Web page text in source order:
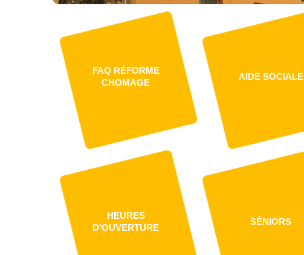
FAQ RÉFORME
CHOMAGE
AIDE SOCIALE
HEURES
D'OUVERTURE
SÉNIORS